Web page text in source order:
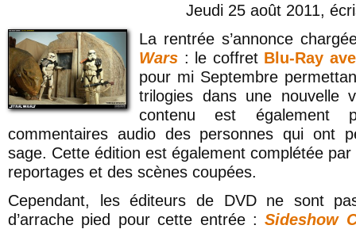
Jeudi 25 août 2011,
La rentrée s’annonce
Wars : le coffret Blu-Ray
pour mi Septembre
trilogies dans une nouvelle
contenu est également
commentaires audio des personnes qui ont
sage. Cette édition est également complétée
reportages et des scènes coupées.
Cependant, les éditeurs de DVD ne sont
d’arrache pied pour cette entrée :Sideshow